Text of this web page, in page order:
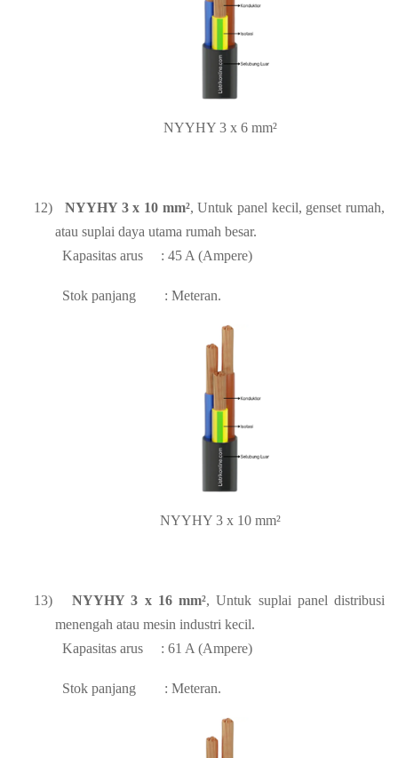
NYYHY 3 x 6 mm²
12) NYYHY 3 x 10 mm², Untuk panel kecil, genset rumah,
atau suplai daya utama rumah besar.
Kapasitas arus
: 45 A (Ampere)
Stok panjang : Meteran.
NYYHY 3 x 10 mm²
13) NYYHY 3 x 16 mm², Untuk suplai panel distribusi
menengah atau mesin industri kecil.
Kapasitas arus
: 61 A (Ampere)
Stok panjang : Meteran.